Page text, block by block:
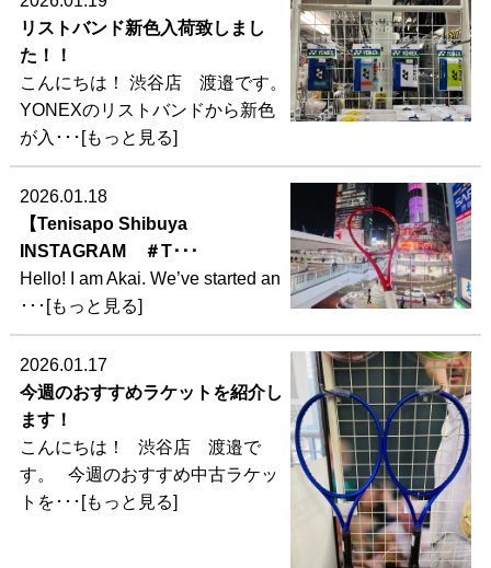
リストバンド新色入荷致しまし
た！！
こんにちは！ 渋谷店 渡邉です。
YONEXのリストバンドから新色
が入･･･[もっと見る]
2026.01.18
【Tenisapo Shibuya
INSTAGRAM ＃T･･･
Hello! I am Akai. We’ve started an
･･･[もっと見る]
2026.01.17
今週のおすすめラケットを紹介し
ます！
こんにちは！ 渋谷店 渡邉で
す。 今週のおすすめ中古ラケッ
トを･･･[もっと見る]